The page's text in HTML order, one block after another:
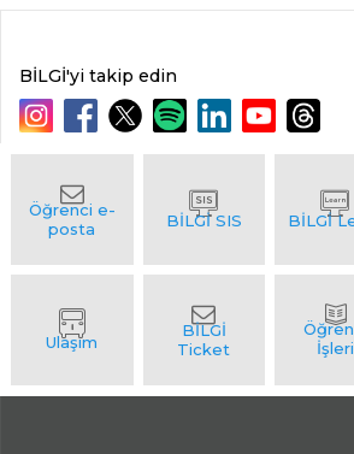
BİLGİ'yi takip edin